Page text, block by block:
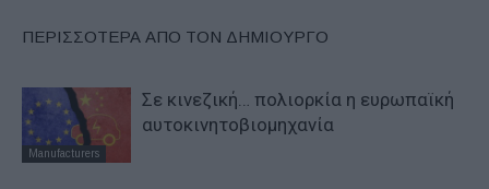
ΠΕΡΙΣΣΟΤΕΡΑ ΑΠΟ ΤΟΝ ΔΗΜΙΟΥΡΓΟ
Manufacturers
Σε κινεζική… πολιορκία η ευρωπαϊκή
αυτοκινητοβιομηχανία